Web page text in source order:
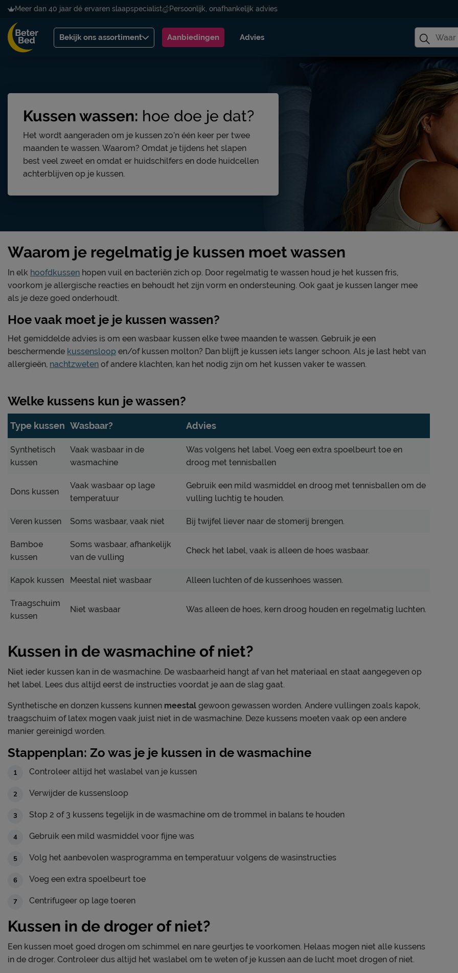
Meer dan 40 jaar dé ervaren slaapspecialist Persoonlijk, onafhankelijk advies
Bekijk ons assortiment Aanbiedingen Advies
Kussen wassen: hoe doe je dat?
Het wordt aangeraden om je kussen zo’n één keer per twee
maanden te wassen. Waarom? Omdat je tijdens het slapen
best veel zweet en omdat er huidschilfers en dode huidcellen
achterblijven op je kussen.
Waarom je regelmatig je kussen moet wassen
In elk hoofdkussen hopen vuil en bacteriën zich op. Door regelmatig te wassen houd je het kussen fris,
voorkom je allergische reacties en behoudt het zijn vorm en ondersteuning. Ook gaat je kussen langer mee
als je deze goed onderhoudt.
Hoe vaak moet je je kussen wassen?
Het gemiddelde advies is om een wasbaar kussen elke twee maanden te wassen. Gebruik je een
beschermende kussensloop en/of kussen molton? Dan blijft je kussen iets langer schoon. Als je last hebt van
allergieën, nachtzweten of andere klachten, kan het nodig zijn om het kussen vaker te wassen.
Welke kussens kun je wassen?
Type kussen Wasbaar? Advies
Synthetisch
kussen
Vaak wasbaar in de
wasmachine
Was volgens het label. Voeg een extra spoelbeurt toe en
droog met tennisballen
Dons kussen
Vaak wasbaar op lage
temperatuur
Gebruik een mild wasmiddel en droog met tennisballen om de
vulling luchtig te houden.
Veren kussen Soms wasbaar, vaak niet Bij twijfel liever naar de stomerij brengen.
Bamboe
kussen
Soms wasbaar, afhankelijk
van de vulling
Check het label, vaak is alleen de hoes wasbaar.
Kapok kussen Meestal niet wasbaar Alleen luchten of de kussenhoes wassen.
Traagschuim
kussen
Niet wasbaar Was alleen de hoes, kern droog houden en regelmatig luchten.
Kussen in de wasmachine of niet?
Niet ieder kussen kan in de wasmachine. De wasbaarheid hangt af van het materiaal en staat aangegeven op
het label. Lees dus altijd eerst de instructies voordat je aan de slag gaat.
Synthetische en donzen kussens kunnen meestal gewoon gewassen worden. Andere vullingen zoals kapok,
traagschuim of latex mogen vaak juist niet in de wasmachine. Deze kussens moeten vaak op een andere
manier gereinigd worden.
Stappenplan: Zo was je je kussen in de wasmachine
Controleer altijd het waslabel van je kussen
Verwijder de kussensloop
Stop 2 of 3 kussens tegelijk in de wasmachine om de trommel in balans te houden
Gebruik een mild wasmiddel voor fijne was
Volg het aanbevolen wasprogramma en temperatuur volgens de wasinstructies
Voeg een extra spoelbeurt toe
Centrifugeer op lage toeren
Kussen in de droger of niet?
Een kussen moet goed drogen om schimmel en nare geurtjes te voorkomen. Helaas mogen niet alle kussens
in de droger. Controleer dus altijd het waslabel om te weten of je kussen aan de lucht moet drogen of niet.